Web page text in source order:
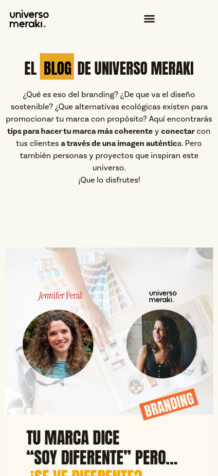
EL BLOG DE UNIVERSO MERAKI
¿Qué es eso del branding? ¿De que va el diseño
sostenible? ¿Que alternativas ecológicas existen para
promocionar tu marca con propósito? Aquí encontrarás
tips para hacer tu marca más coherente y conectarcon
tus clientes a través de una imagen auténtica. Pero
también personas y proyectos que inspiran este
universo.
¡Que lo disfrutes!